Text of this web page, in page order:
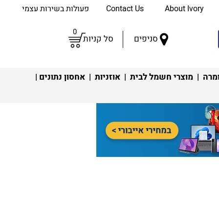
About Ivory פעולות בשירות עצמי
סניפים סל קניות
0
| מוצרי חשמל לבית | אוזניות | אחסון נתונים |